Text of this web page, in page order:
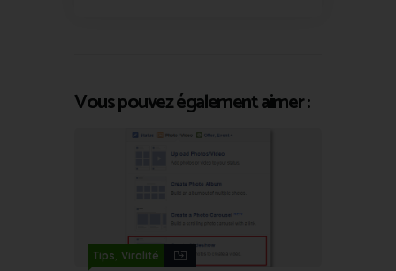
Vous pouvez également aimer :
Tips, Viralité